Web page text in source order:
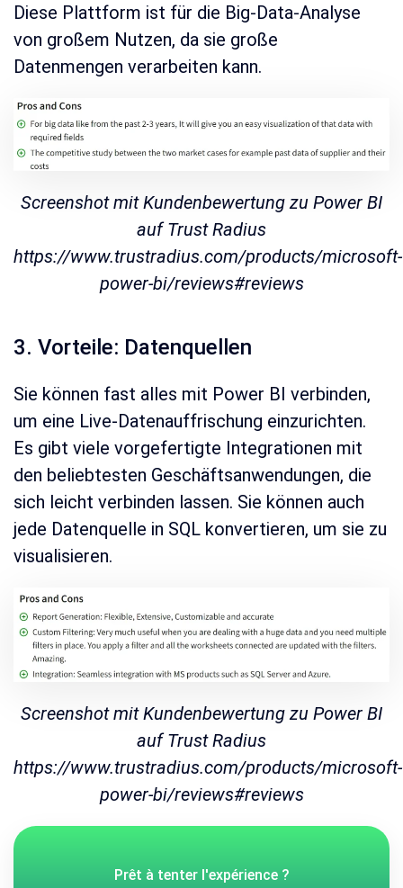
Diese Plattform ist für die Big-Data-Analyse
von großem Nutzen, da sie große
Datenmengen verarbeiten kann.
Screenshot mit Kundenbewertung zu Power BI
auf Trust Radius
https://www.trustradius.com/products/microsoft-
power-bi/reviews#reviews
3. Vorteile: Datenquellen
Sie können fast alles mit Power BI verbinden,
um eine Live-Datenauffrischung einzurichten.
Es gibt viele vorgefertigte Integrationen mit
den beliebtesten Geschäftsanwendungen, die
sich leicht verbinden lassen. Sie können auch
jede Datenquelle in SQL konvertieren, um sie zu
visualisieren.
Screenshot mit Kundenbewertung zu Power BI
auf Trust Radius
https://www.trustradius.com/products/microsoft-
power-bi/reviews#reviews
Prêt à tenter l'expérience ?